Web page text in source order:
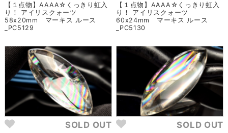
【１点物】AAAA☆くっきり虹入
り！ アイリスクォーツ
58x20mm マーキス ルース
_PC5129
【１点物】AAAA☆くっきり虹入
り！ アイリスクォーツ
60x24mm マーキス ルース
_PC5130
SOLD OUT SOLD OUT